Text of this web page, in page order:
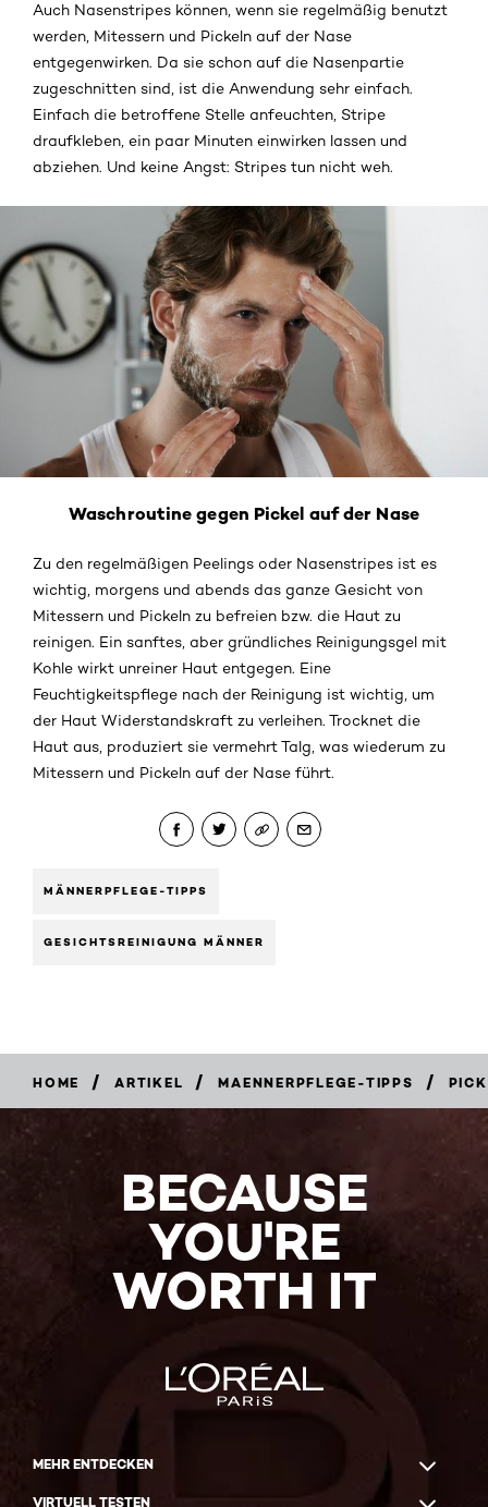
Auch Nasenstripes können, wenn sie regelmäßig benutzt
werden, Mitessern und Pickeln auf der Nase
entgegenwirken. Da sie schon auf die Nasenpartie
zugeschnitten sind, ist die Anwendung sehr einfach.
Einfach die betroffene Stelle anfeuchten, Stripe
draufkleben, ein paar Minuten einwirken lassen und
abziehen. Und keine Angst: Stripes tun nicht weh.
Waschroutine gegen Pickel auf der Nase
Zu den regelmäßigen Peelings oder Nasenstripes ist es
wichtig, morgens und abends das ganze Gesicht von
Mitessern und Pickeln zu befreien bzw. die Haut zu
reinigen. Ein sanftes, aber gründliches Reinigungsgel mit
Kohle wirkt unreiner Haut entgegen. Eine
Feuchtigkeitspflege nach der Reinigung ist wichtig, um
der Haut Widerstandskraft zu verleihen. Trocknet die
Haut aus, produziert sie vermehrt Talg, was wiederum zu
Mitessern und Pickeln auf der Nase führt.
MÄNNERPFLEGE-TIPPS
GESICHTSREINIGUNG MÄNNER
HOME / ARTIKEL / MAENNERPFLEGE-TIPPS /
BECAUSE
YOU'RE
WORTH IT
MEHR ENTDECKEN
VIRTUELL TESTEN